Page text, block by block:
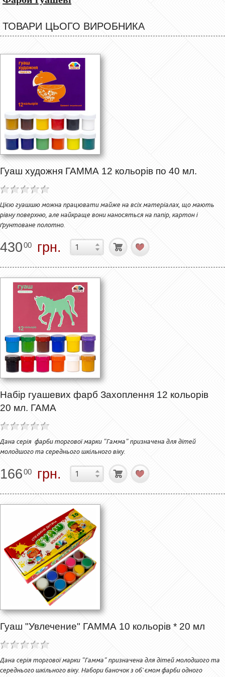
ТОВАРИ ЦЬОГО ВИРОБНИКА
Гуаш художня ГАММА 12 кольорів по 40 мл.
Цією гуашшю можна працювати майже на всіх матеріалах, що мають
рівну поверхню, але найкраще вони наносяться на папір, картон і
ґрунтоване полотно.
43000 грн.
Набір гуашевих фарб Захоплення 12 кольорів
20 мл. ГАМА
Дана серія фарби торгової марки "Гамма" призначена для дітей
молодшого та середнього шкільного віку.
16600 грн.
Гуаш "Увлечение" ГАММА 10 кольорів * 20 мл
Дана серія торгової марки "Гамма" призначена для дітей молодшого та
середнього шкільного віку. Набори баночок з об`ємом фарби одного